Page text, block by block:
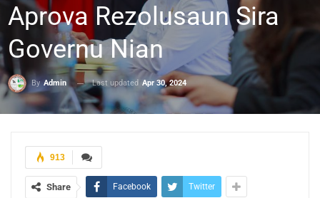
Aprova Rezolusaun Sira
Governu Nian
ByAdmin Last updated Apr 30, 2024
913
Share Facebook Twitter